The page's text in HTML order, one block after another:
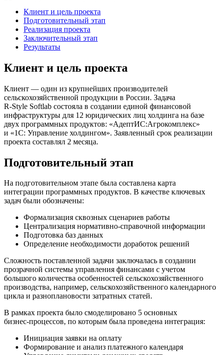
Клиент и цель проекта
Подготовительный этап
Реализация проекта
Заключительный этап
Результаты
Клиент и цель проекта
Клиент — один из крупнейших производителей
сельскохозяйственной продукции в России. Задача
R‑Style Softlab состояла в создании единой финансовой
инфраструктуры для 12 юридических лиц холдинга на базе
двух программных продуктов: «АдептИС:Агрокомплекс»
и «1С: Управление холдингом». Заявленный срок реализации
проекта составлял 2 месяца.
Подготовительный этап
На подготовительном этапе была составлена карта
интеграции программных продуктов. В качестве ключевых
задач были обозначены:
Формализация сквозных сценариев работы
Централизация нормативно‑справочной информации
Подготовка баз данных
Определение необходимости доработок решений
Сложность поставленной задачи заключалась в создании
прозрачной системы управления финансами с учетом
большого количества особенностей сельскохозяйственного
производства, например, сельскохозяйственного календарного
цикла и разноплановости затратных статей.
В рамках проекта было смоделировано 5 основных
бизнес‑процессов, по которым была проведена интеграция:
Инициация заявки на оплату
Формирование и анализ платежного календаря